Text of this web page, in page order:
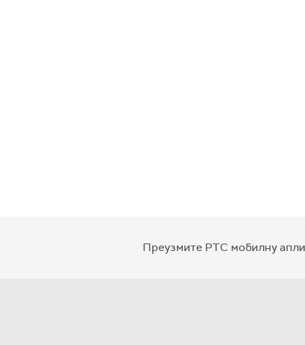
Преузмите РТС мобилну